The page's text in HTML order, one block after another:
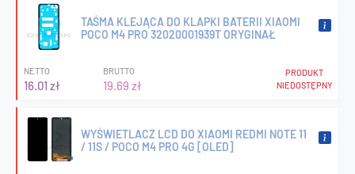
TAŚMA KLEJĄCA DO KLAPKI BATERII XIAOMI
POCO M4 PRO 32020001939T ORYGINAŁ
NETTO
16.01 zł
BRUTTO
19.69 zł
PRODUKT
NIEDOSTĘPNY
WYŚWIETLACZ LCD DO XIAOMI REDMI NOTE 11
/ 11S / POCO M4 PRO 4G [OLED]